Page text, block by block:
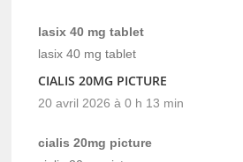
lasix 40 mg tablet
lasix 40 mg tablet
CIALIS 20MG PICTURE
20 avril 2026 à 0 h 13 min
cialis 20mg picture